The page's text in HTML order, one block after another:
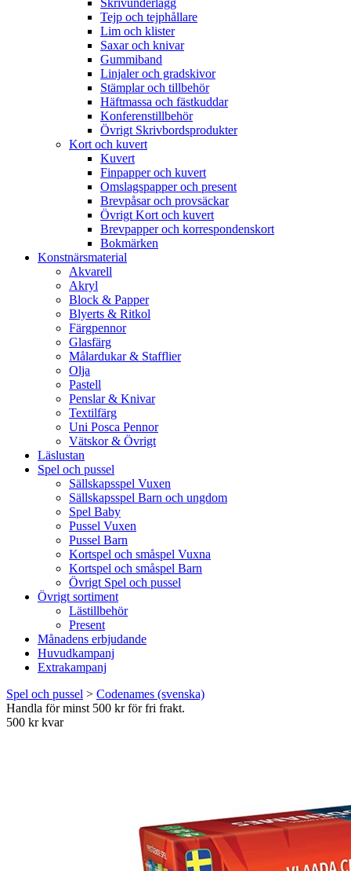
Skrivunderlägg
Tejp och tejphållare
Lim och klister
Saxar och knivar
Gummiband
Linjaler och gradskivor
Stämplar och tillbehör
Häftmassa och fästkuddar
Konferenstillbehör
Övrigt Skrivbordsprodukter
Kort och kuvert
Kuvert
Finpapper och kuvert
Omslagspapper och present
Brevpåsar och provsäckar
Övrigt Kort och kuvert
Brevpapper och korrespondenskort
Bokmärken
Konstnärsmaterial
Akvarell
Akryl
Block & Papper
Blyerts & Ritkol
Färgpennor
Glasfärg
Målardukar & Stafflier
Olja
Pastell
Penslar & Knivar
Textilfärg
Uni Posca Pennor
Vätskor & Övrigt
Läslustan
Spel och pussel
Sällskapsspel Vuxen
Sällskapsspel Barn och ungdom
Spel Baby
Pussel Vuxen
Pussel Barn
Kortspel och småspel Vuxna
Kortspel och småspel Barn
Övrigt Spel och pussel
Övrigt sortiment
Lästillbehör
Present
Månadens erbjudande
Huvudkampanj
Extrakampanj
Spel och pussel > Codenames (svenska)
Handla för minst 500 kr för fri frakt.
500 kr kvar